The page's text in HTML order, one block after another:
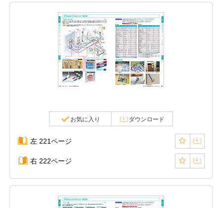
お気に入り ダウンロード
左 221ページ
右 222ページ